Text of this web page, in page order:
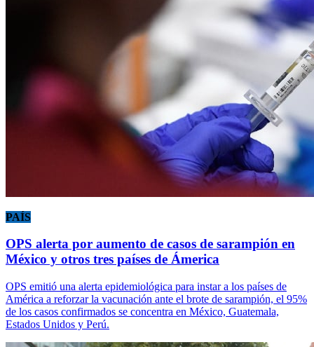
PAÍS
OPS alerta por aumento de casos de sarampión en
México y otros tres países de Ámerica
OPS emitió una alerta epidemiológica para instar a los países de
América a reforzar la vacunación ante el brote de sarampión, el 95%
de los casos confirmados se concentra en México, Guatemala,
Estados Unidos y Perú.